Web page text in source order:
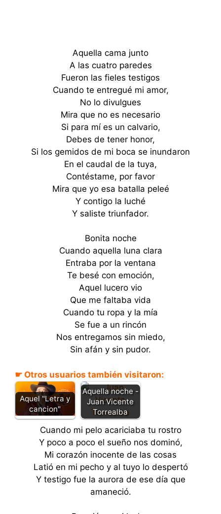
Aquella cama junto
A las cuatro paredes
Fueron las fieles testigos
Cuando te entregué mi amor,
No lo divulgues
Mira que no es necesario
Si para mí es un calvario,
Debes de tener honor,
Si los gemidos de mi boca se inundaron
En el caudal de la tuya,
Contéstame, por favor
Mira que yo esa batalla peleé
Y contigo la luché
Y saliste triunfador.
Bonita noche
Cuando aquella luna clara
Entraba por la ventana
Te besé con emoción,
Aquel lucero vio
Que me faltaba vida
Cuando tu ropa y la mía
Se fue a un rincón
Nos entregamos sin miedo,
Sin afán y sin pudor.
☛ Otros usuarios también visitaron:
Aquel "Letra y
cancion"
Aquella noche -
Juan Vicente
Torrealba
Cuando mi pelo acariciaba tu rostro
Y poco a poco el sueño nos dominó,
Mi corazón inocente de las cosas
Latió en mi pecho y al tuyo lo despertó
Y testigo fue la aurora de ese día que
amaneció.